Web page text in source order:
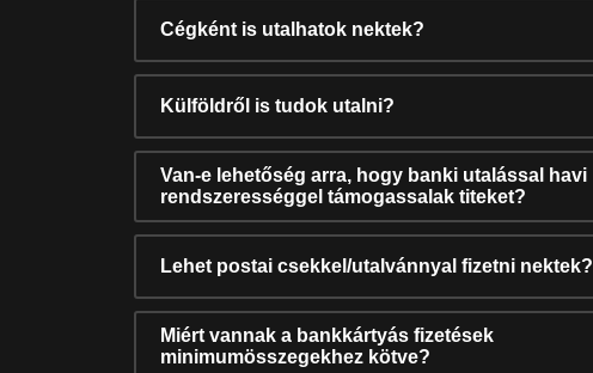
Cégként is utalhatok nektek?
Külföldről is tudok utalni?
Van-e lehetőség arra, hogy banki utalással havi
rendszerességgel támogassalak titeket?
Lehet postai csekkel/utalvánnyal fizetni nektek?
Miért vannak a bankkártyás fizetések
minimumösszegekhez kötve?